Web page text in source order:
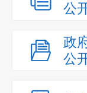
公
政
公